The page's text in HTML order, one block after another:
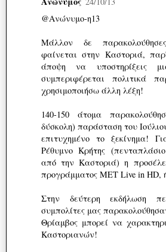
@Ανώνυμο-η13
Μάλλον δε
φαίνεται στην Καστοριά,
άποψη να υποστηρίξεις
συμπεριφέρεται πολιτικά
χρησιμοποιήσω άλλη λέξη!
140-150 άτομα
δύσκολη) παράσταση του
επιτυχημένο το ξεκίνημα!
Ρέθυμνο Κρήτης
από την Καστοριά) η
προγράμματος ΜΕΤ Live in HD,
Στην δεύτερη εκδήλωση
συμπολίτες μας
Θρίαμβος μπορεί να
Καστοριανών!